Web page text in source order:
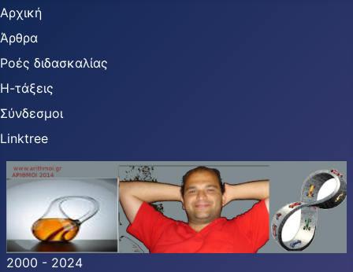
Αρχική
Άρθρα
Ροές διδασκαλίας
Η-τάξεις
Σύνδεσμοι
Linktree
2000 - 2024